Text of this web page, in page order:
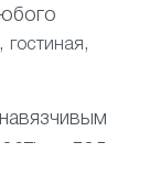
, гостиная ,
— под